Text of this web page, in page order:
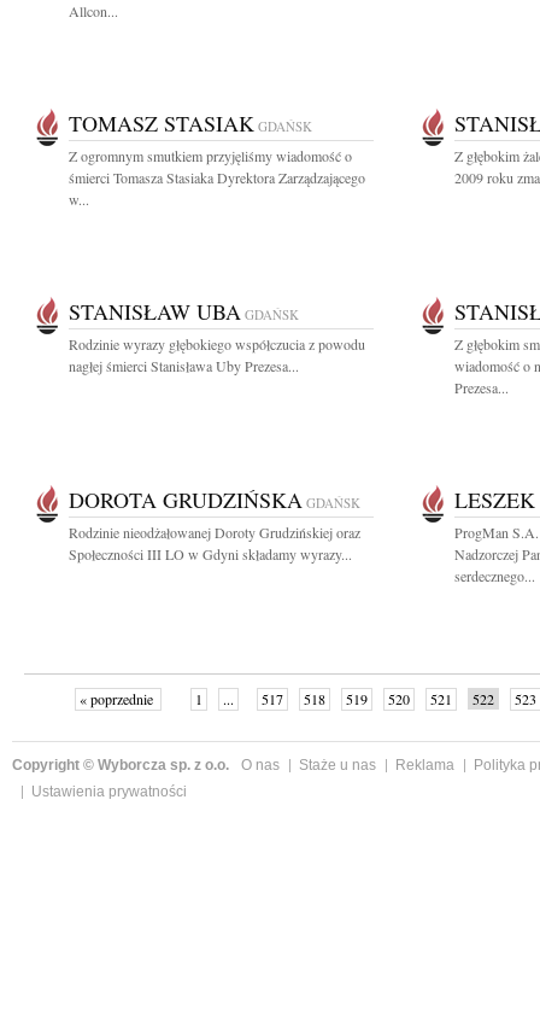
Allcon...
TOMASZ STASIAK GDAŃSK
Z ogromnym smutkiem przyjęliśmy wiadomość o
śmierci Tomasza Stasiaka Dyrektora Zarządzającego
w...
Z głębokim
2009 roku
STANISŁAW UBA GDAŃSK
Rodzinie wyrazy głębokiego współczucia z powodu
nagłej śmierci Stanisława Uby Prezesa...
Z głębokim
wiadomość o
Prezesa...
DOROTA GRUDZIŃSKA GDAŃSK
Rodzinie nieodżałowanej Doroty Grudzińskiej oraz
Społeczności III LO w Gdyni składamy wyrazy...
ProgMan S.A.
Nadzorczej
serdecznego...
« poprzednie 1 ... 517 518 519 520 521 522 523
Copyright © Wyborcza sp. z o.o. O nas Staże u nas Reklama
Polityka
Ustawienia prywatności